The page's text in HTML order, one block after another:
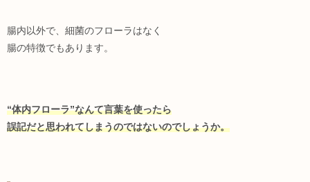
腸内以外で、細菌のフローラはなく
腸の特徴でもあります。
“体内フローラ”なんて言葉を使ったら
誤記だと思われてしまうのではないのでしょうか。